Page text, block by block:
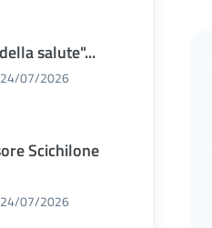
salute"...
24/07/2026
Scichilone
24/07/2026